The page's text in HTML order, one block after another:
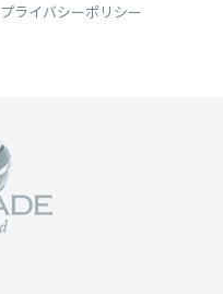
プライバシーポリシー